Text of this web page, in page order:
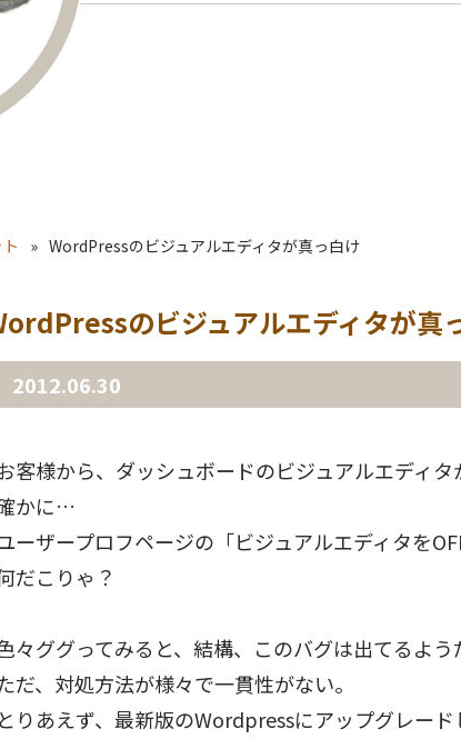
WordPressのビジュアルエディタが真っ白け
のビジュアルエディタが真
2012.06.30
客様から、ダッシュボードのビジュアルエディタ
かに…
ーザープロフページの「ビジュアルエディタを
だこりゃ？
々ググってみると、結構、このバグは出てるよう
だ、対処方法が様々で一貫性がない。
とりあえず、最新版のWordpressにアップグレー